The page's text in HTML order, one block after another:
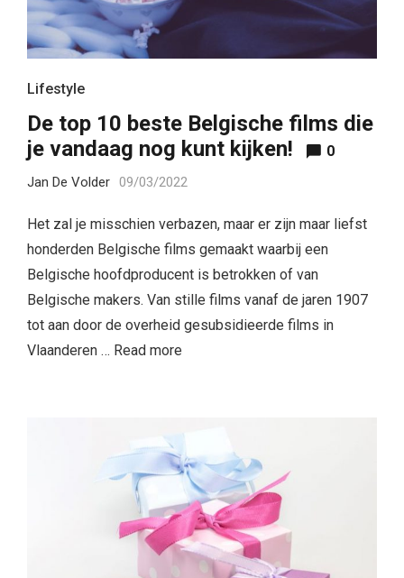
Lifestyle
De top 10 beste Belgische films die
je vandaag nog kunt kijken!
0
Jan De Volder 09/03/2022
Het zal je misschien verbazen, maar er zijn maar liefst
honderden Belgische films gemaakt waarbij een
Belgische hoofdproducent is betrokken of van
Belgische makers. Van stille films vanaf de jaren 1907
tot aan door de overheid gesubsidieerde films in
Vlaanderen … Read more